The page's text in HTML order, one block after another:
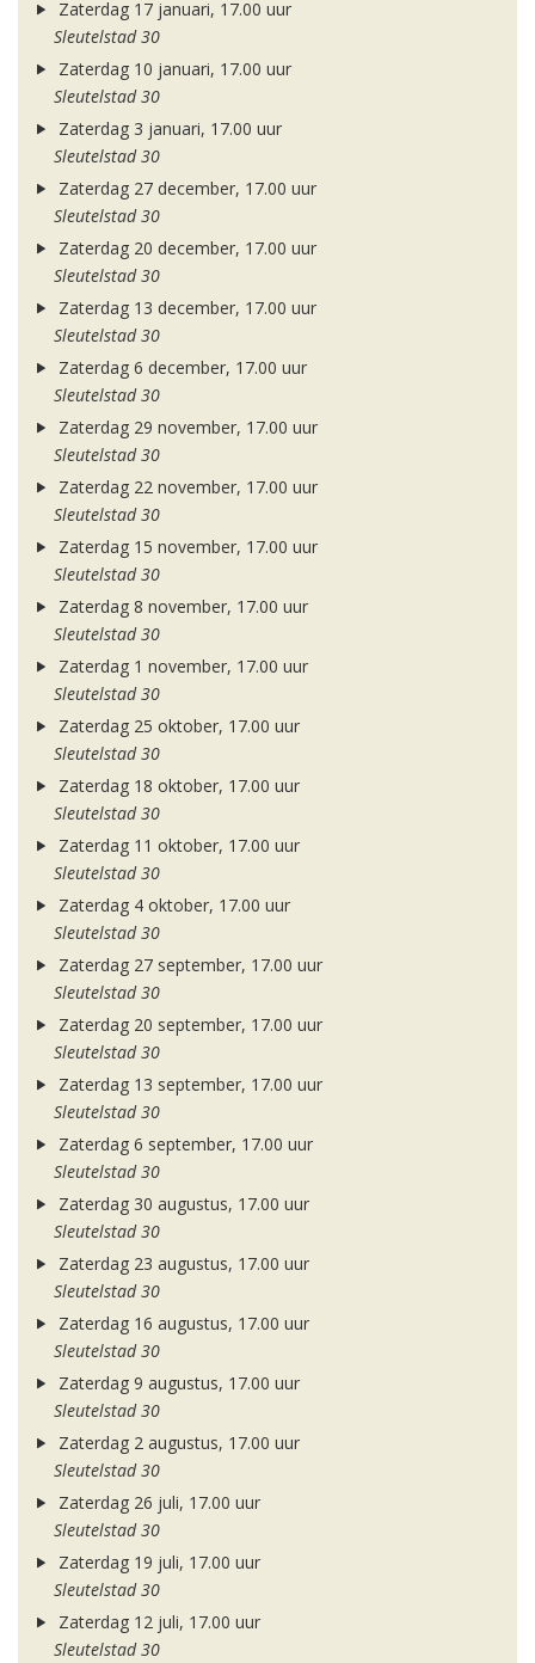
Zaterdag 17 januari, 17.00 uur
Sleutelstad 30
Zaterdag 10 januari, 17.00 uur
Sleutelstad 30
Zaterdag 3 januari, 17.00 uur
Sleutelstad 30
Zaterdag 27 december, 17.00 uur
Sleutelstad 30
Zaterdag 20 december, 17.00 uur
Sleutelstad 30
Zaterdag 13 december, 17.00 uur
Sleutelstad 30
Zaterdag 6 december, 17.00 uur
Sleutelstad 30
Zaterdag 29 november, 17.00 uur
Sleutelstad 30
Zaterdag 22 november, 17.00 uur
Sleutelstad 30
Zaterdag 15 november, 17.00 uur
Sleutelstad 30
Zaterdag 8 november, 17.00 uur
Sleutelstad 30
Zaterdag 1 november, 17.00 uur
Sleutelstad 30
Zaterdag 25 oktober, 17.00 uur
Sleutelstad 30
Zaterdag 18 oktober, 17.00 uur
Sleutelstad 30
Zaterdag 11 oktober, 17.00 uur
Sleutelstad 30
Zaterdag 4 oktober, 17.00 uur
Sleutelstad 30
Zaterdag 27 september, 17.00 uur
Sleutelstad 30
Zaterdag 20 september, 17.00 uur
Sleutelstad 30
Zaterdag 13 september, 17.00 uur
Sleutelstad 30
Zaterdag 6 september, 17.00 uur
Sleutelstad 30
Zaterdag 30 augustus, 17.00 uur
Sleutelstad 30
Zaterdag 23 augustus, 17.00 uur
Sleutelstad 30
Zaterdag 16 augustus, 17.00 uur
Sleutelstad 30
Zaterdag 9 augustus, 17.00 uur
Sleutelstad 30
Zaterdag 2 augustus, 17.00 uur
Sleutelstad 30
Zaterdag 26 juli, 17.00 uur
Sleutelstad 30
Zaterdag 19 juli, 17.00 uur
Sleutelstad 30
Zaterdag 12 juli, 17.00 uur
Sleutelstad 30